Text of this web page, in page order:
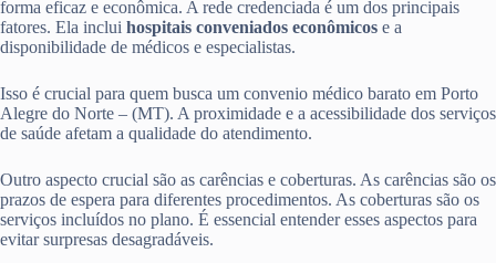
forma eficaz e econômica. A rede credenciada é um dos principais
fatores. Ela inclui hospitais conveniados econômicos e a
disponibilidade de médicos e especialistas.
Isso é crucial para quem busca um convenio médico barato em Porto
Alegre do Norte – (MT). A proximidade e a acessibilidade dos serviços
de saúde afetam a qualidade do atendimento.
Outro aspecto crucial são as carências e coberturas. As carências são os
prazos de espera para diferentes procedimentos. As coberturas são os
serviços incluídos no plano. É essencial entender esses aspectos para
evitar surpresas desagradáveis.